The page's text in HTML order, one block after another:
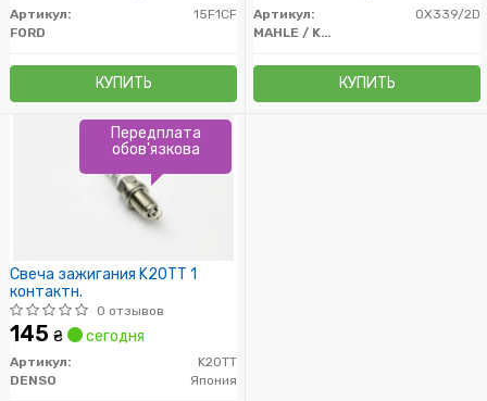
Артикул:
15F1CF
FORD
КУПИТЬ
Артикул:
OX339/2D
MAHLE / KNECHT
КУПИТЬ
Свеча зажигания K20TT 1
контактн.
0 отзывов
145 ₴ сегодня
Артикул:
K20TT
DENSO
Япония
Передплата
обов'язкова